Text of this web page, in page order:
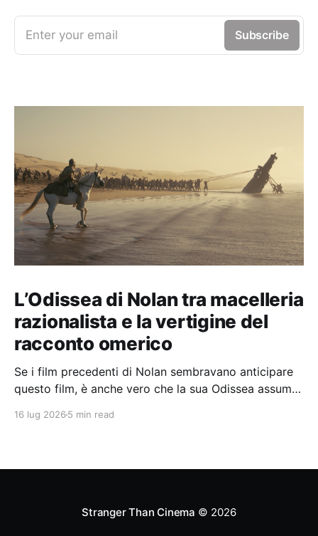
Enter your email Subscribe
L’Odissea di Nolan tra macelleria
razionalista e la vertigine del
racconto omerico
Se i film precedenti di Nolan sembravano anticipare
questo film, è anche vero che la sua Odissea assume
16 lug 2026 5 min read
Stranger Than Cinema © 2026